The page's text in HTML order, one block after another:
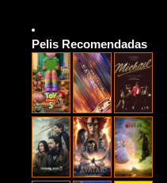
Pelis Recomendadas